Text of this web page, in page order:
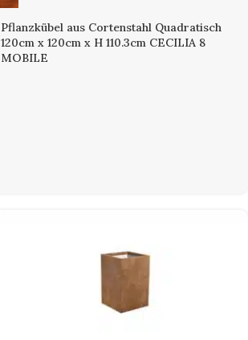
Pflanzkübel aus Cortenstahl Quadratisch
120cm x 120cm x H 110.3cm CECILIA 8
MOBILE